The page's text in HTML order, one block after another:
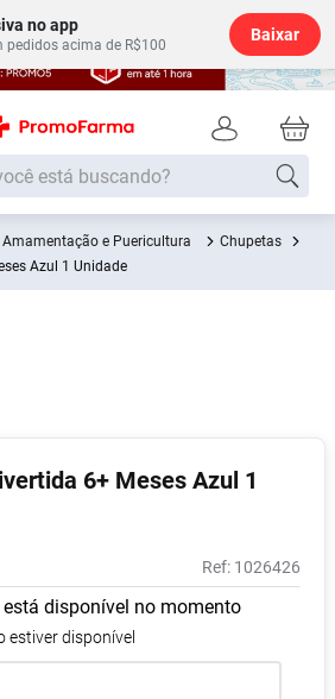
no app
pedidos acima de R$100
Baixar
Amamentação e Puericultura
Chupetas
Azul 1 Unidade
6+ Meses Azul 1
: 1026426
disponível no momento
estiver disponível
Sec